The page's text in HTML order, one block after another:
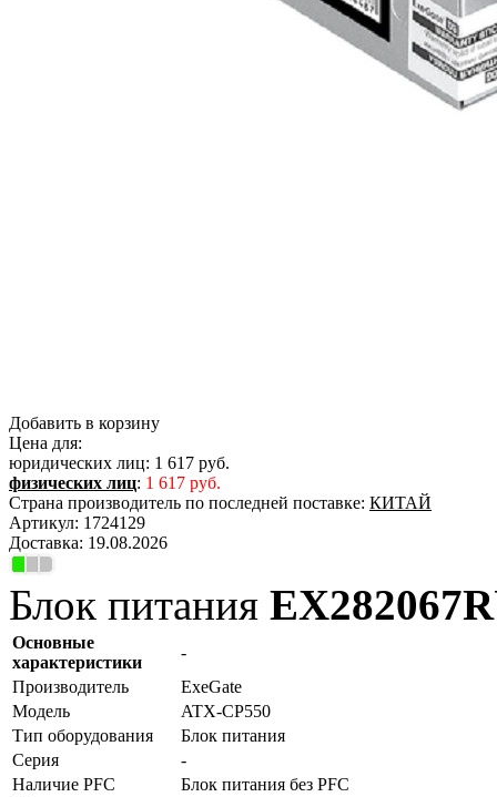
Добавить в корзину
Цена для:
юридических лиц: 1 617 руб.
физических лиц: 1 617 руб.
Страна производитель по последней поставке: КИТАЙ
Артикул: 1724129
Доставка: 19.08.2026
Блок питания
Основные
характеристики
-
Производитель
ExeGate
Модель
ATX-CP550
Тип оборудования
Блок питания
Серия
-
Наличие PFC
Блок питания без PFC